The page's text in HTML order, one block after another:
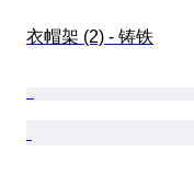
衣帽架 (2) - 铸铁